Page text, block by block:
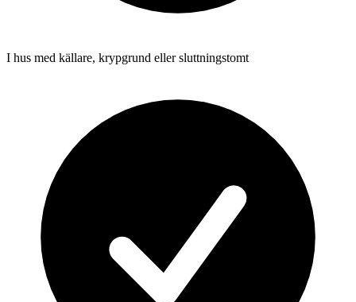
I hus med källare, krypgrund eller sluttningstomt